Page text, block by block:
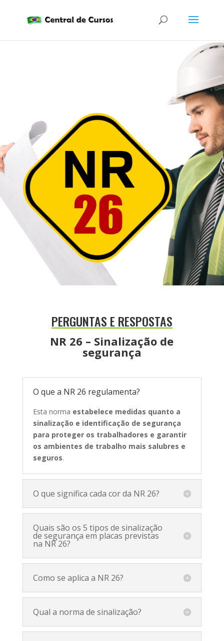
PERGUNTAS E RESPOSTAS
NR 26 – Sinalização de
segurança
O que a NR 26 regulamenta?
Esta norma estabelece medidas quanto a
sinalização e identificação de segurança
para proteger os trabalhadores e garantir
os ambientes de trabalho mais salubres e
seguros.
O que significa cada cor da NR 26?
Quais são os 5 tipos de sinalização
de segurança em placas previstas
na NR 26?
Como se aplica a NR 26?
Qual a norma de sinalização?